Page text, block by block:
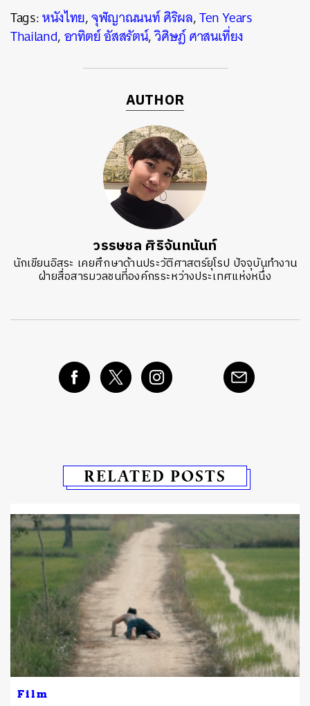
Tags:หนังไทย,จุฬญาณนนท์ ศิริผล,Ten Years
Thailand,อาทิตย์ อัสสรัตน์,วิศิษฎ์ ศาสนเที่ยง
AUTHOR
วรรษชล ศิริจันทนันท์
นักเขียนอิสระ เคยศึกษาด้านประวัติศาสตร์ยุโรป ปัจจุบันทำงาน
ฝ่ายสื่อสารมวลชนที่องค์กรระหว่างประเทศแห่งหนึ่ง
RELATED POSTS
Film